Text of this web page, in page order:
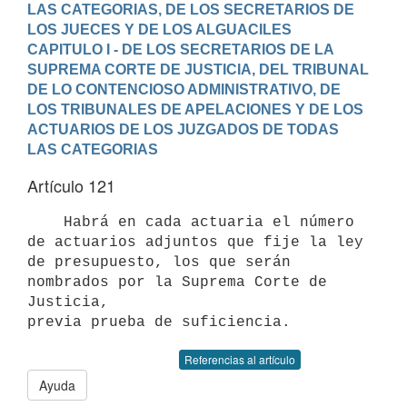
LAS CATEGORIAS, DE LOS SECRETARIOS DE
LOS JUECES Y DE LOS ALGUACILES
CAPITULO I - DE LOS SECRETARIOS DE LA
SUPREMA CORTE DE JUSTICIA, DEL TRIBUNAL
DE LO CONTENCIOSO ADMINISTRATIVO, DE
LOS TRIBUNALES DE APELACIONES Y DE LOS
ACTUARIOS DE LOS JUZGADOS DE TODAS
LAS CATEGORIAS
Artículo 121
de actuarios adjuntos que fije la ley
de presupuesto, los que serán
nombrados por la Suprema Corte de
Justicia,
Referencias al artículo
Ayuda